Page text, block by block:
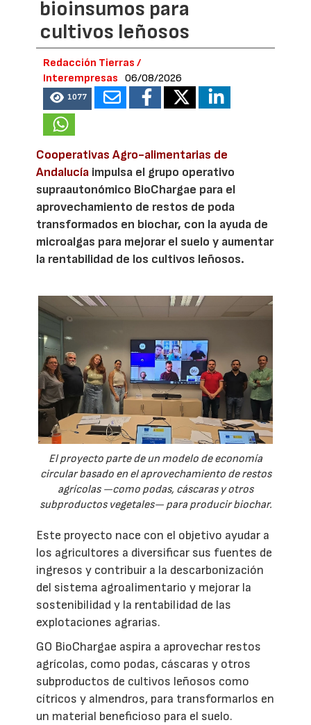
bioinsumos para
cultivos leñosos
Redacción Tierras /
Interempresas
06/08/2026
1077
Cooperativas Agro-alimentarias de
Andalucía impulsa el grupo operativo
supraautonómico BioChargae para el
aprovechamiento de restos de poda
transformados en biochar, con la ayuda de
microalgas para mejorar el suelo y aumentar
la rentabilidad de los cultivos leñosos.
El proyecto parte de un modelo de economía
circular basado en el aprovechamiento de restos
agrícolas —como podas, cáscaras y otros
subproductos vegetales— para producir biochar.
Este proyecto nace con el objetivo ayudar a
los agricultores a diversificar sus fuentes de
ingresos y contribuir a la descarbonización
del sistema agroalimentario y mejorar la
sostenibilidad y la rentabilidad de las
explotaciones agrarias.
GO BioChargae aspira a aprovechar restos
agrícolas, como podas, cáscaras y otros
subproductos de cultivos leñosos como
cítricos y almendros, para transformarlos en
un material beneficioso para el suelo.